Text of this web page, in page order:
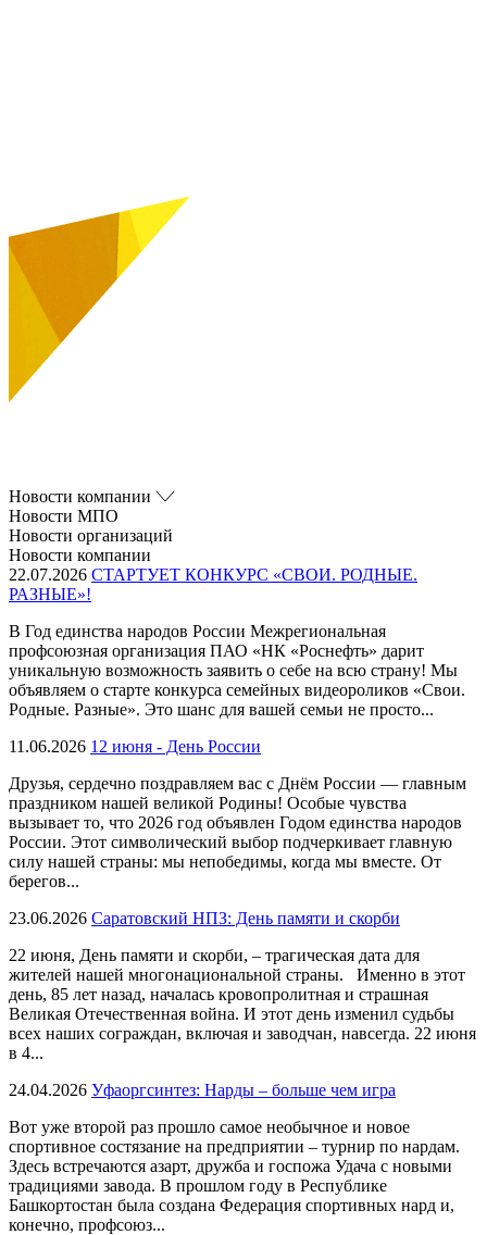
Новости компании
Новости МПО
Новости организаций
Новости компании
22.07.2026 СТАРТУЕТ КОНКУРС «СВОИ. РОДНЫЕ.
РАЗНЫЕ»!
В Год единства народов России Межрегиональная
профсоюзная организация ПАО «НК «Роснефть» дарит
уникальную возможность заявить о себе на всю страну! Мы
объявляем о старте конкурса семейных видеороликов «Свои.
Родные. Разные». Это шанс для вашей семьи не просто...
11.06.2026 12 июня - День России
Друзья, сердечно поздравляем вас с Днём России — главным
праздником нашей великой Родины! Особые чувства
вызывает то, что 2026 год объявлен Годом единства народов
России. Этот символический выбор подчеркивает главную
силу нашей страны: мы непобедимы, когда мы вместе. От
берегов...
23.06.2026 Саратовский НПЗ: День памяти и скорби
22 июня, День памяти и скорби, – трагическая дата для
жителей нашей многонациональной страны. Именно в этот
день, 85 лет назад, началась кровопролитная и страшная
Великая Отечественная война. И этот день изменил судьбы
всех наших сограждан, включая и заводчан, навсегда. 22 июня
в 4...
24.04.2026 Уфаоргсинтез: Нарды – больше чем игра
Вот уже второй раз прошло самое необычное и новое
спортивное состязание на предприятии – турнир по нардам.
Здесь встречаются азарт, дружба и госпожа Удача с новыми
традициями завода. В прошлом году в Республике
Башкортостан была создана Федерация спортивных нард и,
конечно, профсоюз...